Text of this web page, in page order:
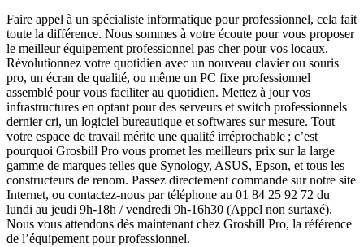
Faire appel à un spécialiste informatique pour professionnel, cela fait
toute la différence. Nous sommes à votre écoute pour vous proposer
le meilleur équipement professionnel pas cher pour vos locaux.
Révolutionnez votre quotidien avec un nouveau clavier ou souris
pro, un écran de qualité, ou même un PC fixe professionnel
assemblé pour vous faciliter au quotidien. Mettez à jour vos
infrastructures en optant pour des serveurs et switch professionnels
dernier cri, un logiciel bureautique et softwares sur mesure. Tout
votre espace de travail mérite une qualité irréprochable ; c’est
pourquoi Grosbill Pro vous promet les meilleurs prix sur la large
gamme de marques telles que Synology, ASUS, Epson, et tous les
constructeurs de renom. Passez directement commande sur notre site
Internet, ou contactez-nous par téléphone au 01 84 25 92 72 du
lundi au jeudi 9h-18h / vendredi 9h-16h30 (Appel non surtaxé).
Nous vous attendons dès maintenant chez Grosbill Pro, la référence
de l’équipement pour professionnel.